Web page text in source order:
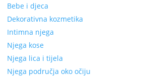
Bebe i djeca
Dekorativna kozmetika
Intimna njega
Njega kose
Njega lica i tijela
Njega područja oko očiju